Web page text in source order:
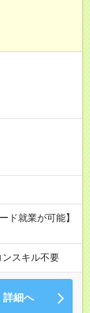
ド就業が可能】
ンスキル不要
詳細へ